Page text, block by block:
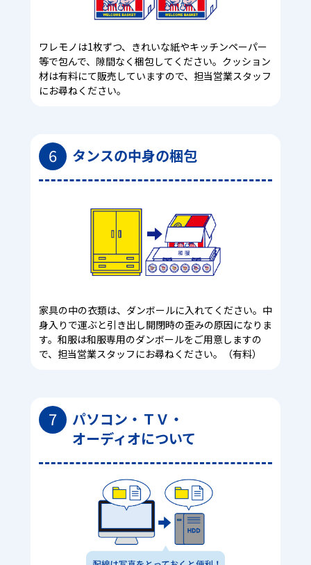
ワレモノは1枚ずつ、きれいな紙やキッチンペーパー
等で包んで、隙間なく梱包してください。クッション
材は有料にて販売していますので、担当営業スタッフ
にお尋ねください。
6 タンスの中身の梱包
家具の中の衣類は、ダンボールに入れてください。中
身入りで運ぶと引き出し開閉時の歪みの原因になりま
す。和服は和服専用のダンボールをご用意しますの
で、担当営業スタッフにお尋ねください。（有料）
7
パソコン・ＴＶ・
オーディオについて